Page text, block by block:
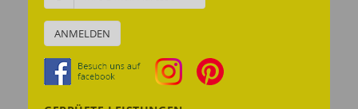
ANMELDEN